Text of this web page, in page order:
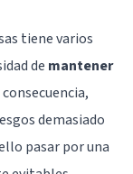
tiene varios
de mantener
demasiado
pasar por una